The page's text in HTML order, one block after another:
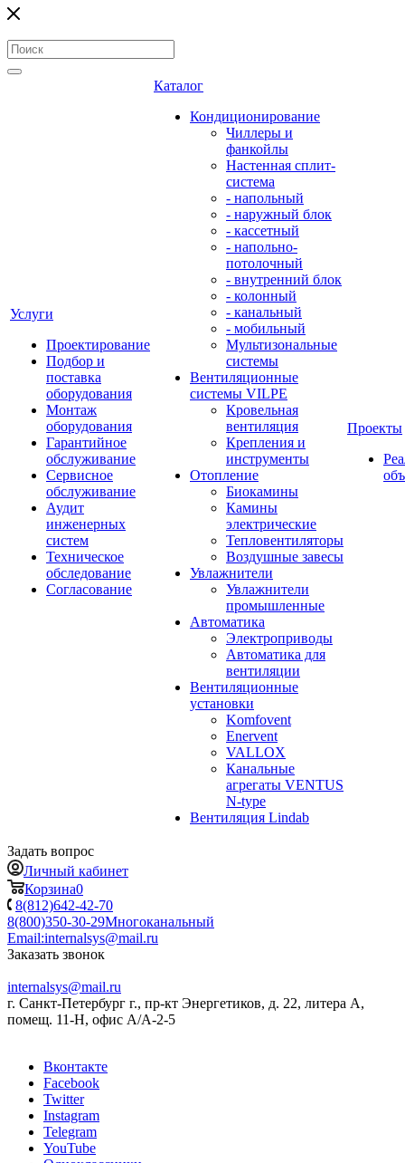
Услуги
Проектирование
Подбор и
поставка
оборудования
Монтаж
оборудования
Гарантийное
обслуживание
Сервисное
обслуживание
Аудит
инженерных
систем
Техническое
обследование
Согласование
Каталог
Кондиционирование
Чиллеры и
фанкойлы
Настенная сплит-
система
- напольный
- наружный блок
- кассетный
- напольно-
потолочный
- внутренний блок
- колонный
- канальный
- мобильный
Мультизональные
системы
Вентиляционные
системы VILPE
Кровельная
вентиляция
Крепления и
инструменты
Отопление
Биокамины
Камины
электрические
Тепловентиляторы
Воздушные завесы
Увлажнители
Увлажнители
промышленные
Автоматика
Электроприводы
Автоматика для
вентиляции
Вентиляционные
установки
Komfovent
Enervent
VALLOX
Канальные
агрегаты VENTUS
N-type
Вентиляция Lindab
Проекты
Задать вопрос
Личный кабинет
Корзина0
8(812)642-42-70
8(800)350-30-29Многоканальный
Email:internalsys@mail.ru
Заказать звонок
internalsys@mail.ru
г. Санкт-Петербург г., пр-кт Энергетиков, д. 22, литера А,
помещ. 11-Н, офис А/А-2-5
Вконтакте
Facebook
Twitter
Instagram
Telegram
YouTube